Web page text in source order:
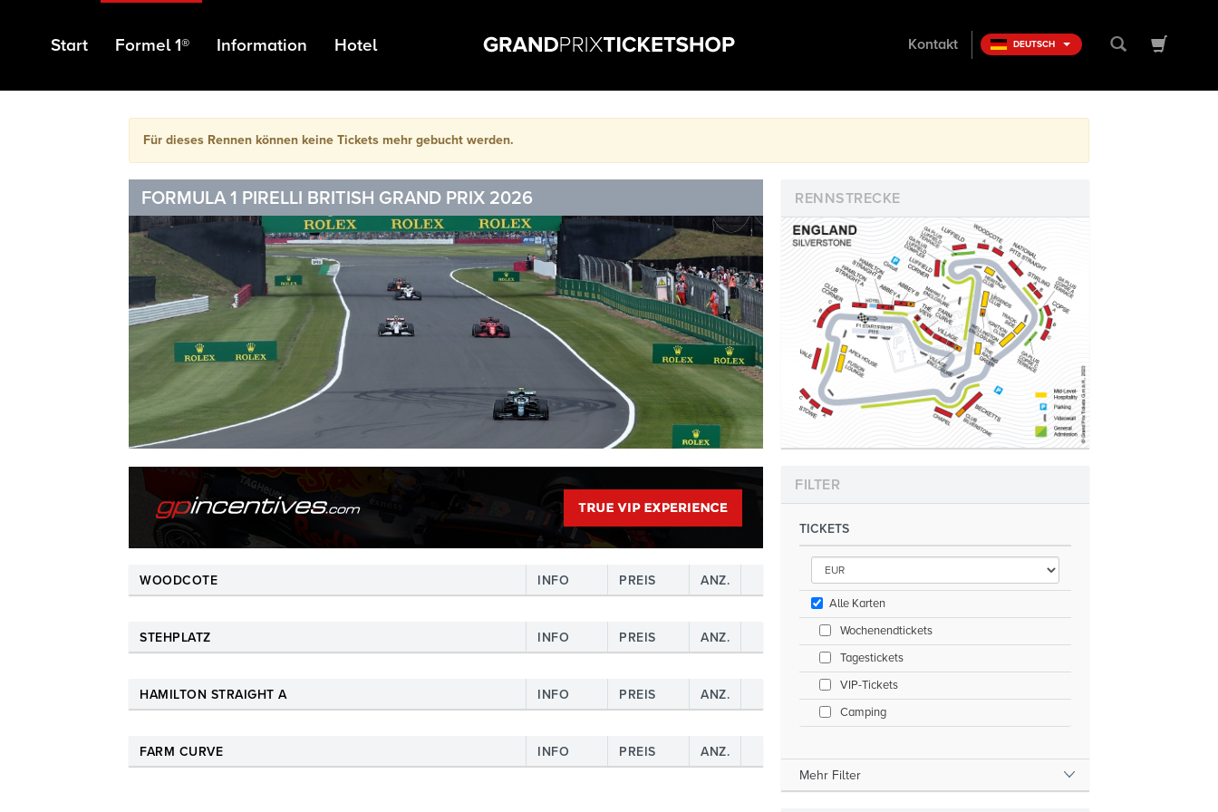
Kontakt DEUTSCH
Start Formel 1® Information Hotel
Für dieses Rennen können keine Tickets mehr gebucht werden.
FORMULA 1 PIRELLI BRITISH GRAND PRIX 2026
WOODCOTE INFO PREIS ANZ.
STEHPLATZ INFO PREIS ANZ.
HAMILTON STRAIGHT A INFO PREIS ANZ.
FARM CURVE INFO PREIS ANZ.
RENNSTRECKE
FILTER
TICKETS
Alle Karten
Wochenendtickets
Tagestickets
VIP-Tickets
Camping
Mehr Filter